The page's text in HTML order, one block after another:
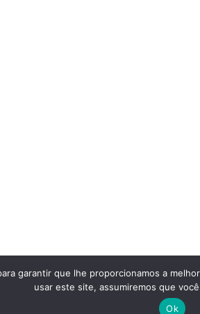
garantir que lhe proporcionamos a
usar este site, assumiremos que
Ok